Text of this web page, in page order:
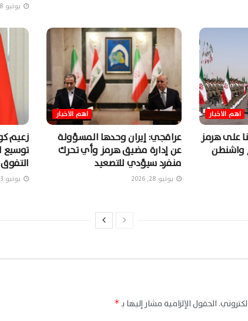
يونيو 28, 2026
اهم الاخبار
على هرمز
واشنطن
اهم الاخبار
عراقجي: إيران وحدها المسؤولة
عن إدارة مضيق هرمز وأي تحرك
منفرد سيؤدي للتصعيد
يونيو 28, 2026
زعيم
توسيع
يونيو 23, 2026
الحقول الإلزامية مشار إليها بـ*